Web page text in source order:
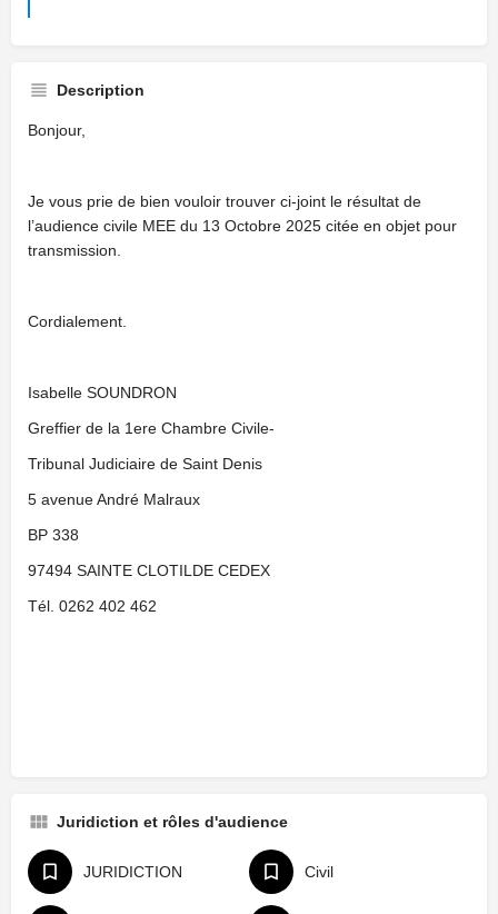
Description
Bonjour,
Je vous prie de bien vouloir trouver ci-joint le résultat de
l’audience civile MEE du 13 Octobre 2025 citée en objet pour
transmission.
Cordialement.
Isabelle SOUNDRON
Greffier de la 1ere Chambre Civile-
Tribunal Judiciaire de Saint Denis
5 avenue André Malraux
BP 338
97494 SAINTE CLOTILDE CEDEX
Tél. 0262 402 462
Juridiction et rôles d'audience
JURIDICTION Civil